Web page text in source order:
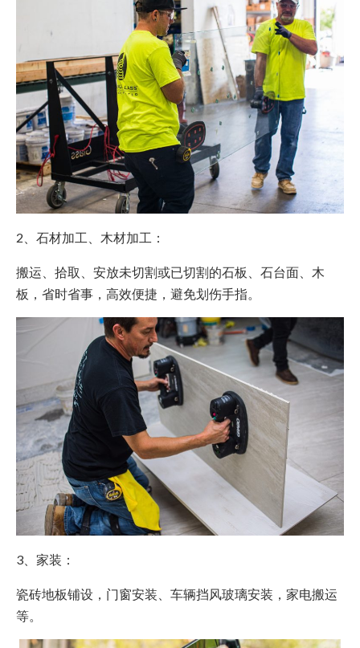
2、石材加工、木材加工：
搬运、拾取、安放未切割或已切割的石板、石台面、木
板，省时省事，高效便捷，避免划伤手指。
3、家装：
瓷砖地板铺设，门窗安装、车辆挡风玻璃安装，家电搬运
等。